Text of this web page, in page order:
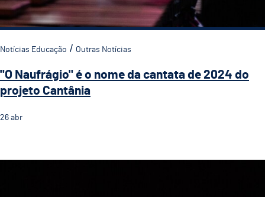
Notícias Educação Outras Notícias
"O Naufrágio" é o nome da cantata de 2024 do
projeto Cantânia
26 abr